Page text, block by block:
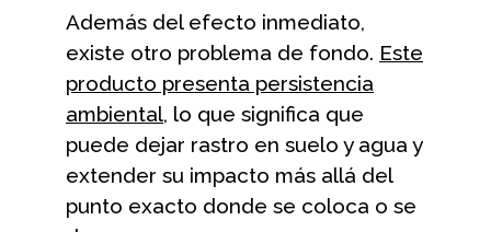
Además del efecto inmediato,
existe otro problema de fondo. Este
producto presenta persistencia
ambiental, lo que significa que
puede dejar rastro en suelo y agua y
extender su impacto más allá del
punto exacto donde se coloca o se